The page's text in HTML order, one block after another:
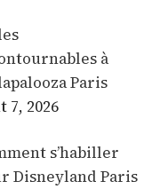
à
Paris
7, 2026
s’habiller
Disneyland Paris